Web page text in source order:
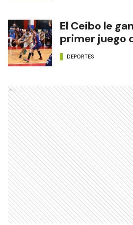
El Ceibo le
primer juego
DEPORTES
Ads